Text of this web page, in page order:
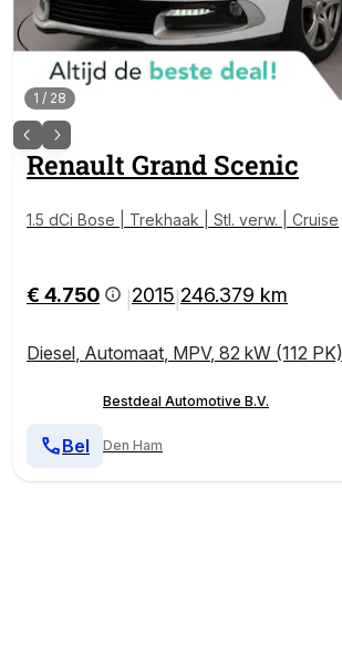
1 / 28
Renault Grand Scenic
1.5 dCi Bose | Trekhaak | Stl. verw. | Cruise
€ 4.750 2015 246.379 km
Diesel, Automaat, MPV, 82 kW (112 PK)
Bestdeal Automotive B.V.
Den Ham
Bel